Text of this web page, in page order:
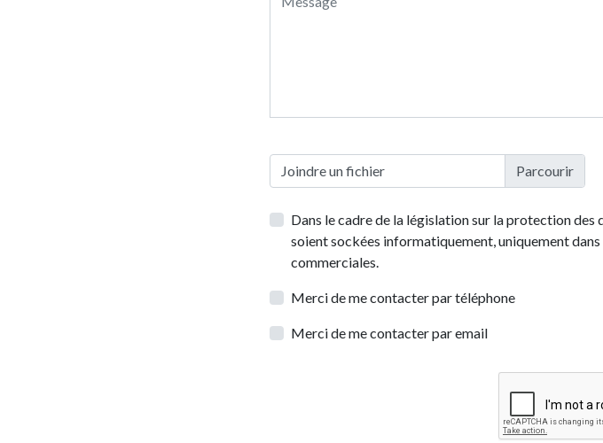
Joindre un fichier
Dans le cadre de la législation sur la protection des
soient sockées informatiquement, uniquement
commerciales.
Merci de me contacter par téléphone
Merci de me contacter par email